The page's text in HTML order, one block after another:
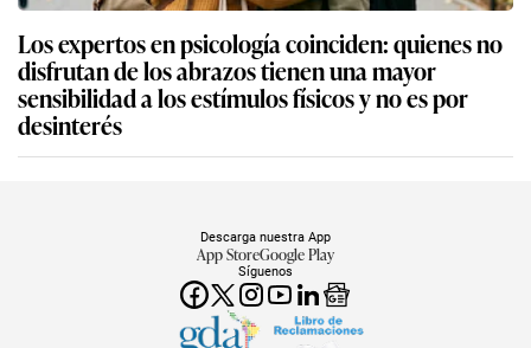
Los expertos en psicología coinciden: quienes no
disfrutan de los abrazos tienen una mayor
sensibilidad a los estímulos físicos y no es por
desinterés
Síguenos
Descarga nuestra App
App StoreGoogle Play